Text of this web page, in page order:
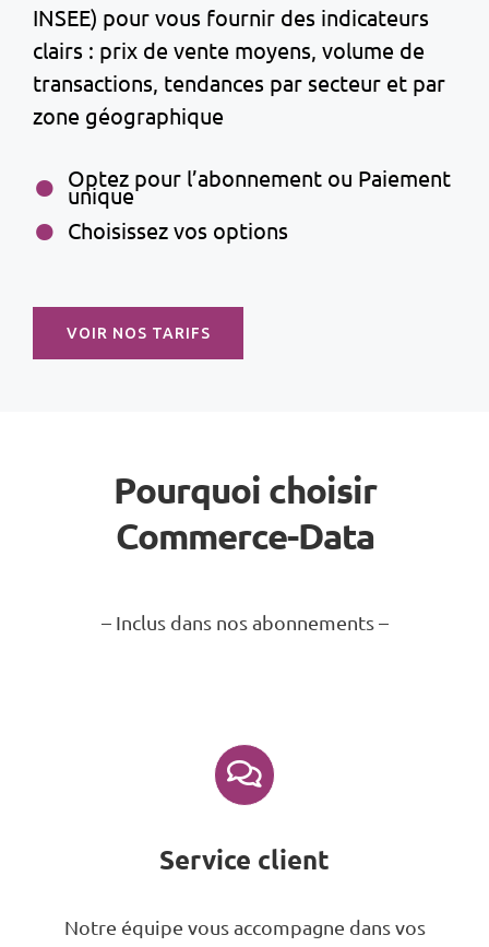
INSEE) pour vous fournir des indicateurs
clairs : prix de vente moyens, volume de
transactions, tendances par secteur et par
zone géographique
Optez pour l’abonnement ou Paiement
unique
Choisissez vos options
VOIR NOS TARIFS
Pourquoi choisir
Commerce-Data
– Inclus dans nos abonnements –
Service client
Notre équipe vous accompagne dans vos